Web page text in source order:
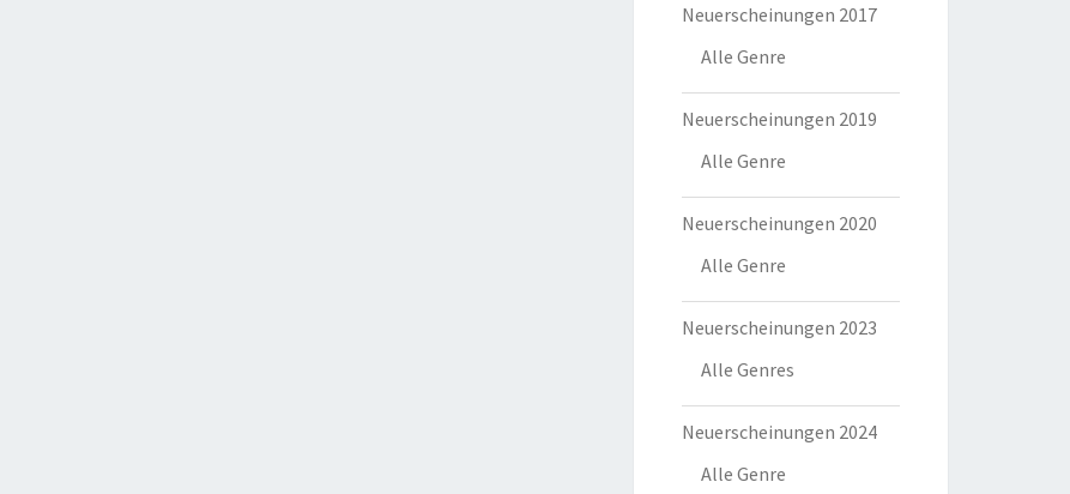
Neuerscheinungen 2017
Alle Genre
Neuerscheinungen 2019
Alle Genre
Neuerscheinungen 2020
Alle Genre
Neuerscheinungen 2023
Alle Genres
Neuerscheinungen 2024
Alle Genre